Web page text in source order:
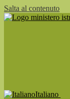
Salta al contenuto
Italiano